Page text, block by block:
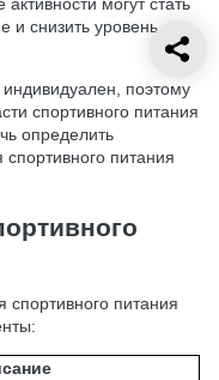
и снизить уровень
поэтому
спортивного питания
определить
питания
питания